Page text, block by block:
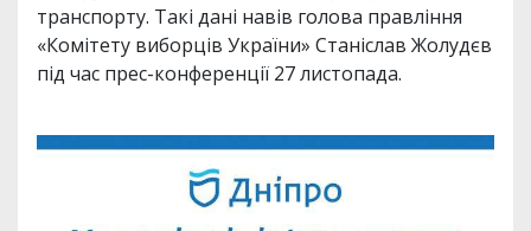
транспорту. Такі дані навів голова правління
«Комітету виборців України» Станіслав Жолудєв
під час прес-конференції 27 листопада.